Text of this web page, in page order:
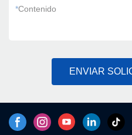
*Contenido
ENVIAR